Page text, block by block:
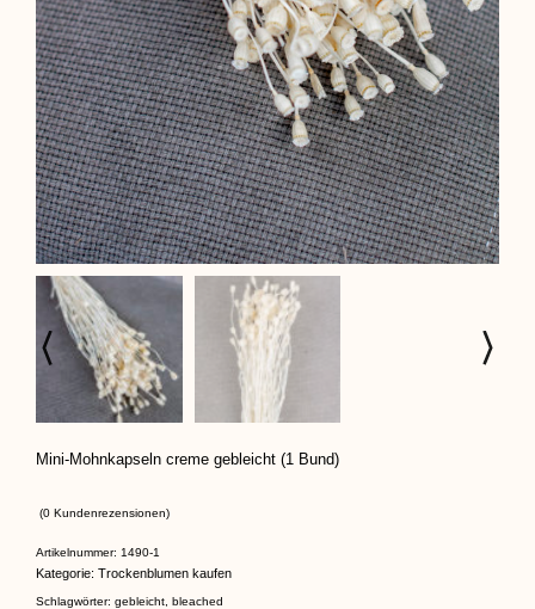
Mini-Mohnkapseln creme gebleicht (1 Bund)
(0 Kundenrezensionen)
Artikelnummer: 1490-1
Kategorie: Trockenblumen kaufen
Schlagwörter: gebleicht bleached